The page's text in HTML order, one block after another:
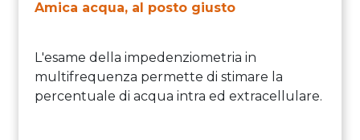
Amica acqua, al posto giusto
L'esame della impedenziometria in
multifrequenza permette di stimare la
percentuale di acqua intra ed extracellulare.